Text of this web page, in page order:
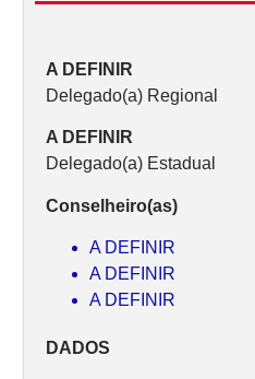
A DEFINIR
Delegado(a) Regional
A DEFINIR
Delegado(a) Estadual
Conselheiro(as)
A DEFINIR
A DEFINIR
A DEFINIR
DADOS